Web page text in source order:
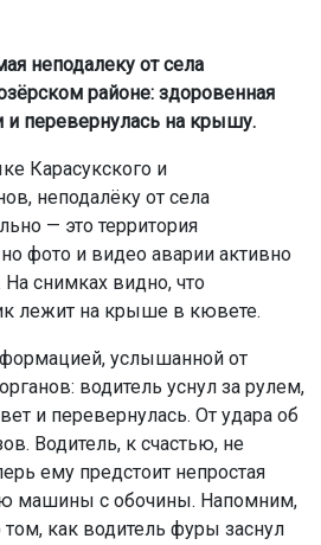
неподалеку от села
районе: здоровенная
и перевернулась на крышу.
Карасукского и
неподалёку от села
— это территория
фото и видео аварии активно
снимках видно, что
лежит на крыше в кювете.
услышанной от
водитель уснул за рулем,
и перевернулась. От удара об
Водитель, к счастью, не
ему предстоит непростая
машины с обочины. Напомним,
том, как водитель фуры заснул